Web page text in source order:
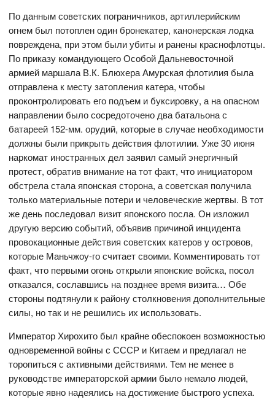
По данным советских пограничников, артиллерийским
огнем был потоплен один бронекатер, канонерская лодка
повреждена, при этом были убиты и ранены краснофлотцы.
По приказу командующего Особой Дальневосточной
армией маршала В.К. Блюхера Амурская флотилия была
отправлена к месту затопления катера, чтобы
проконтролировать его подъем и буксировку, а на опасном
направлении было сосредоточено два батальона с
батареей 152-мм. орудий, которые в случае необходимости
должны были прикрыть действия флотилии. Уже 30 июня
наркомат иностранных дел заявил самый энергичный
протест, обратив внимание на тот факт, что инициатором
обстрела стала японская сторона, а советская получила
только материальные потери и человеческие жертвы. В тот
же день последовал визит японского посла. Он изложил
другую версию событий, объявив причиной инцидента
провокационные действия советских катеров у островов,
которые Маньчжоу-го считает своими. Комментировать тот
факт, что первыми огонь открыли японские войска, посол
отказался, сославшись на позднее время визита… Обе
стороны подтянули к району столкновения дополнительные
силы, но так и не решились их использовать.
Император Хирохито был крайне обеспокоен возможностью
одновременной войны с СССР и Китаем и предлагал не
торопиться с активными действиями. Тем не менее в
руководстве императорской армии было немало людей,
которые явно надеялись на достижение быстрого успеха.